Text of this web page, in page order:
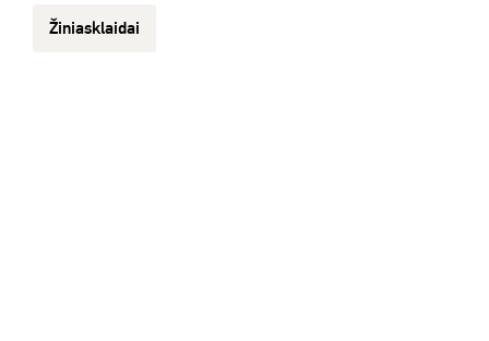
Žiniasklaidai